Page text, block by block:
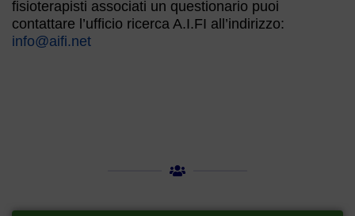
fisioterapisti associati un questionario puoi
contattare l’ufficio ricerca A.I.FI all’indirizzo:
info@aifi.net